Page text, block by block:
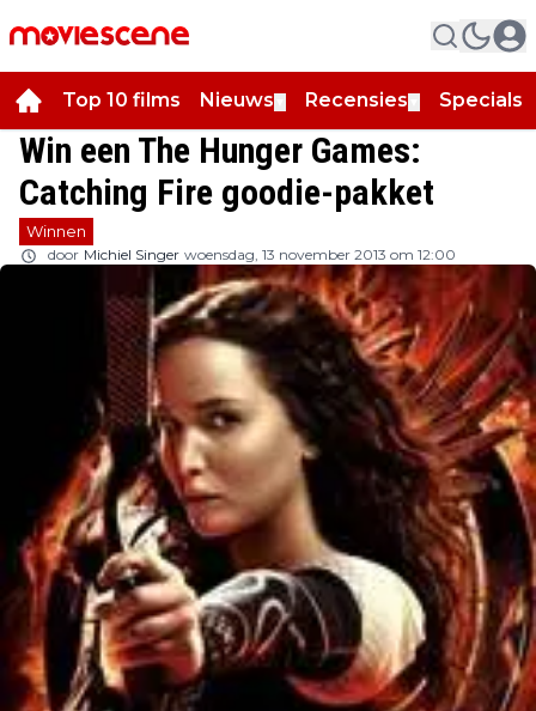
Top 10 films Nieuws Recensies Specials
Win een The Hunger Games:
Catching Fire goodie-pakket
Winnen
door Michiel Singer woensdag, 13 november 2013 om 12:00